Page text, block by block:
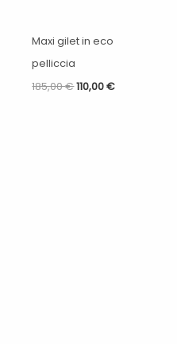
Maxi gilet in eco
pelliccia
185,00€110,00€